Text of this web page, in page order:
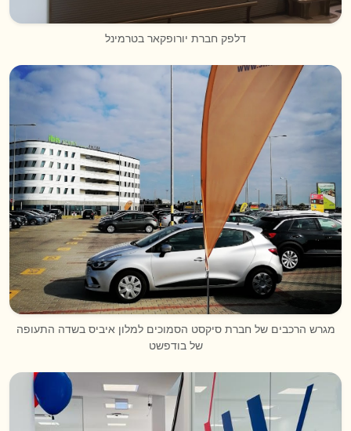
דלפק חברת יורופקאר בטרמינל
מגרש הרכבים של חברת סיקסט הסמוכים למלון איביס בשדה התעופה
של בודפשט